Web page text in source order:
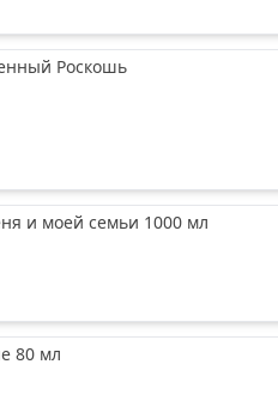
Роскошь
и моей семьи 1000 мл
80 мл